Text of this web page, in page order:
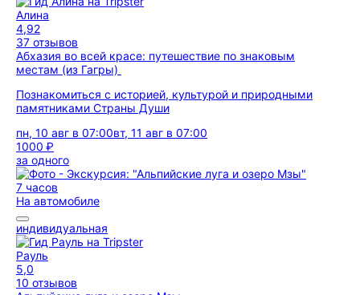
Алина
4,92
37 отзывов
Абхазия во всей красе: путешествие по знаковым
местам (из Гагры)
Познакомиться с историей, культурой и природными
памятниками Страны Души
пн, 10 авг в 07:00вт, 11 авг в 07:00
1000 ₽
за одного
7 часов
На автомобиле
индивидуальная
Рауль
5,0
10 отзывов